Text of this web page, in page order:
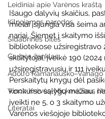
Leidiniai apie Varėnos kraštą
Kilnojamos parodos
Sidabrinės bitės
Garbės ženklas
Adolfo Ramanausko–Vanago
Vinco Krėvės-Mickevičiaus
Literatai
Išaugo dalyvių skaičius,
mielai įsijungia visa šeima
nariai. Šiemet į skaitymo
bibliotekose užsiregistravo
skaitytojai, įveikė 190 (2024
užsiregistravusių ir 111
Perskaitytų knygų dėl
konkurso sąlygų mažiau,
įveikti ne 5, o 3 skaitymo
Varėnos viešojoje